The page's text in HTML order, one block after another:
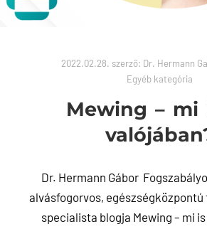
2022.02.28. szerző: Dr. Hermann
Egyéb kategória
Mewing – mi
Dr. Hermann Gábor
alvásfogorvos,
specialista blogja Mewing – mi